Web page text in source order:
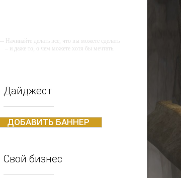
-- Начинайте делать все, что вы можете сделать
– и даже то, о чем можете хотя бы мечтать.
Живите той жизнью, которую вы сами себе
придумали.
-- Лучшее, что можно сделать с хорошим
Дайджест
ДОБАВИТЬ БАННЕР
Свой бизнес